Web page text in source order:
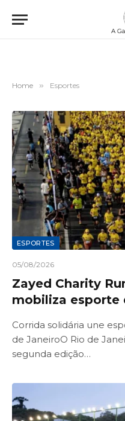
Home » Esportes
ESPORTES
05/08/2026
Zayed Charity
mobiliza esporte
Corrida solidária une
de JaneiroO Rio de
segunda edição…